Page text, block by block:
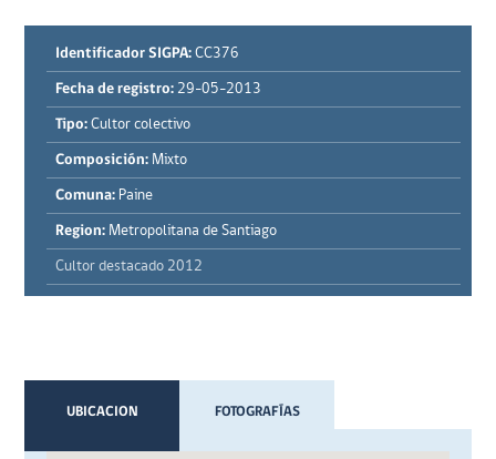
Identificador SIGPA: CC376
Fecha de registro: 29-05-2013
Tipo: Cultor colectivo
Composición: Mixto
Comuna: Paine
Region: Metropolitana de Santiago
Cultor destacado 2012
UBICACION FOTOGRAFÍAS